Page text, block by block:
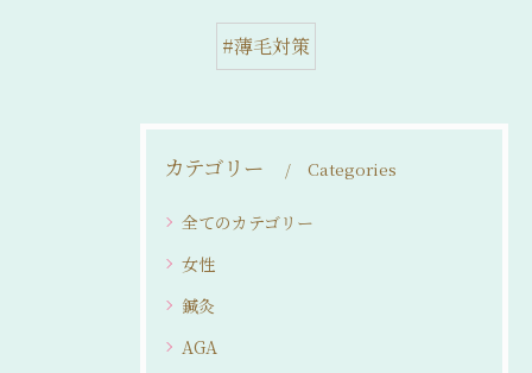
#薄毛対策
カテゴリー Categories
全てのカテゴリー
女性
鍼灸
AGA